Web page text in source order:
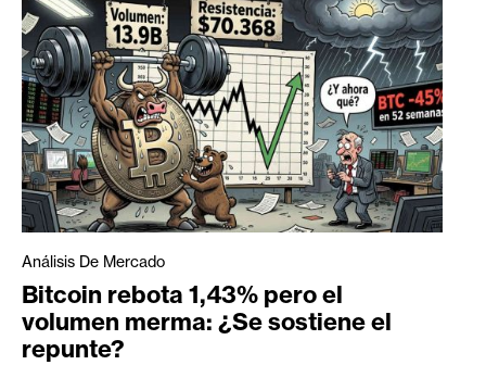
Análisis De Mercado
Bitcoin rebota 1,43% pero el
volumen merma: ¿Se sostiene el
repunte?